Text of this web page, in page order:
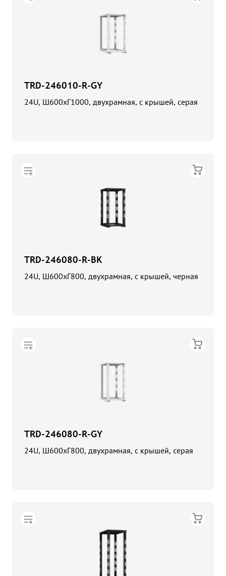
TRD-246010-R-GY
24U, Ш600хГ1000, двухрамная, с крышей, серая
TRD-246080-R-BK
24U, Ш600хГ800, двухрамная, с крышей, черная
TRD-246080-R-GY
24U, Ш600хГ800, двухрамная, с крышей, серая